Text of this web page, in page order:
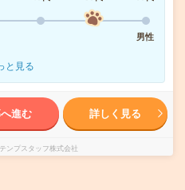
男性
と見る
進む 詳しく見る
ンプスタッフ株式会社